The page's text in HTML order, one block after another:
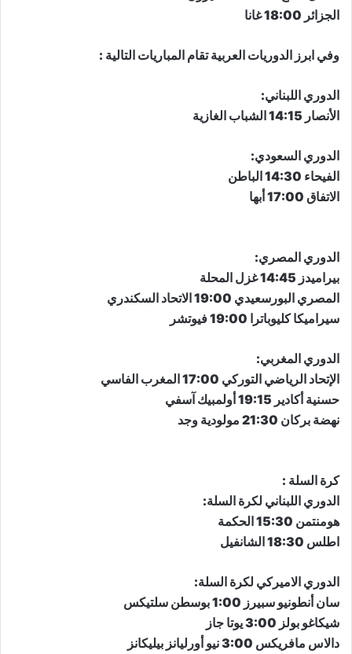
الجزائر 18:00 غانا
وفي ابرز الدوريات العربية تقام المباريات التالية :
الدوري اللبناني:
الأنصار 14:15 الشباب الغازية
​الدوري السعودي​:
الفيحاء 14:30 الباطن
الاتفاق 17:00 أبها
الدوري المصري:
بيراميدز 14:45 غزل المحلة
المصري البورسعيدي 19:00 الاتحاد السكندري
سيراميكا كليوباترا 19:00 فيوتشر
​الدوري المغربي​:
الإتحاد الرياضي التوركي 17:00 المغرب الفاسي
حسنية أكادير 19:15 أولمبيك آسفي
نهضة بركان 21:30 مولودية وجد​​​​​​​
كرة السلة :
​الدوري اللبناني لكرة السلة​:
​​​​​​​هومنتمن 15:30 الحكمة
اطلس 18:30 الشانفيل
​الدوري الاميركي لكرة السلة​:
سان أنطونيو سبيرز 1:00 بوسطن سلتيكس
شيكاغو بولز 3:00 يوتا جاز
دالاس مافريكس 3:00 نيو أورليانز بيليكانز